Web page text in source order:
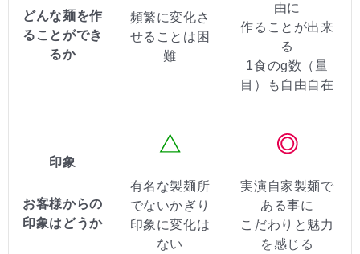
どんな麺を作
ることができ
るか
頻繁に変化さ
せることは困
難
由に
作ることが出来
る
1食のg数（量
目）も自由自在
印象
お客様からの
印象はどうか
有名な製麺所
でないかぎり
印象に変化は
ない
実演自家製麺で
ある事に
こだわりと魅力
を感じる